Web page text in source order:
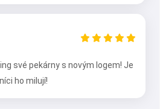
své pekárny s novým logem! Je
ho milují!